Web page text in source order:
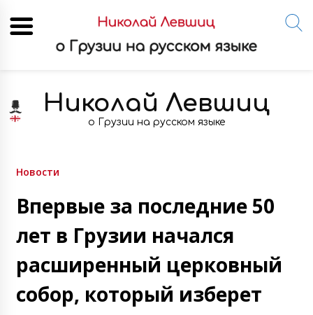
content
Николай Левшиц
о Грузии на русском языке
Новости
Впервые за последние 50
лет в Грузии начался
расширенный церковный
собор, который изберет